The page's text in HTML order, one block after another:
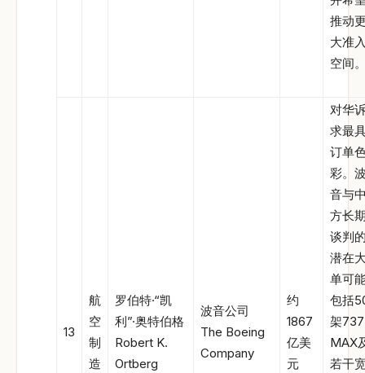
推动
大准
空间
13
航
空
制
造
罗伯特·“凯
利”·奥特伯格
Robert K.
Ortberg
波音公司
The Boeing
Company
约
1867
亿美
元
对华
求最
订单
彩。
音与
方长
谈判
潜在
单可
包括
架737
MAX
若干